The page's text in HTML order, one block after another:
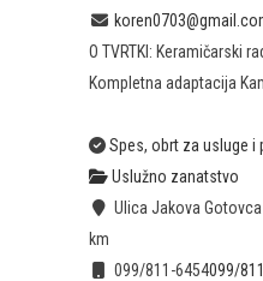
O TVRTKI: Keramičarski
Kompletna adaptacija
Spes, obrt za usluge i
Uslužno zanatstvo
Ulica Jakova
km
099/811-6454099/